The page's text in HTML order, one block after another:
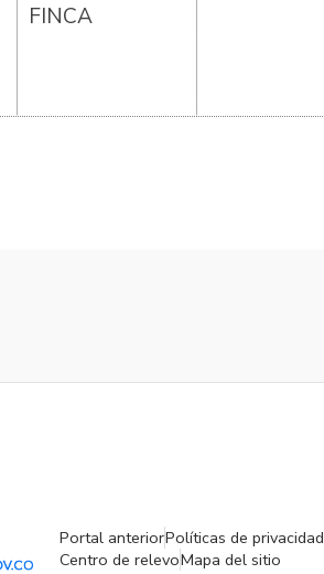
FINCA
Portal anteriorPolíticas de privacidad
Centro de relevoMapa del sitio